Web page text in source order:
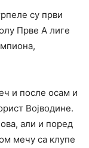
су први
Прве А лиге
и после осам и
Војводине.
али и поред
мечу са клупе